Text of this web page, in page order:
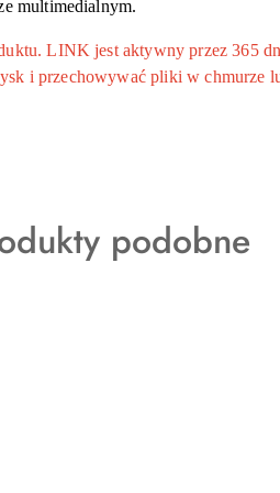
multimedialnym.
LINK jest aktywny przez 365
i przechowywać pliki w chmurze
podobne